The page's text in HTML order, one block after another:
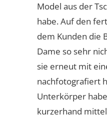
Model aus der
habe. Auf den
dem Kunden die
Dame so sehr
sie erneut mit
nachfotografiert
Unterkörper
kurzerhand